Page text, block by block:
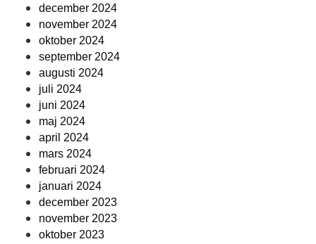
december 2024
november 2024
oktober 2024
september 2024
augusti 2024
juli 2024
juni 2024
maj 2024
april 2024
mars 2024
februari 2024
januari 2024
december 2023
november 2023
oktober 2023